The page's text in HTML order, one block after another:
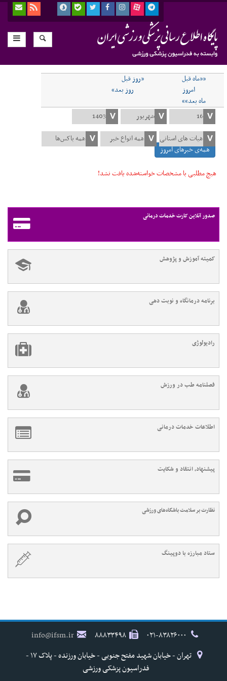
««ماه قبل
«روز قبل
امروز
روز بعد»
ماه بعد»»
همه‌ی خبرهای امروز
هیچ مطلبی با مشخصات خواسته‌شده یافت نشد!
صدور آنلاین کارت خدمات درمانی
کمیته آموزش و پژوهش
برنامه درمانگاه و نوبت دهی
رادیولوژی
فصلنامه طب در ورزش
اطلاعات خدمات درمانی
پیشنهاد، انتقاد و شکایت
نظارت بر سلامت باشگاه‌های ورزشی
ستاد مبارزه با دوپینگ
۸۸۸۳۳۴۹۸
info@ifsm.ir
تهران - خیابان شهید مفتح جنوبی - خیابان ورزنده - پلاک ۱۷ -
فدراسیون پزشکی ورزشی